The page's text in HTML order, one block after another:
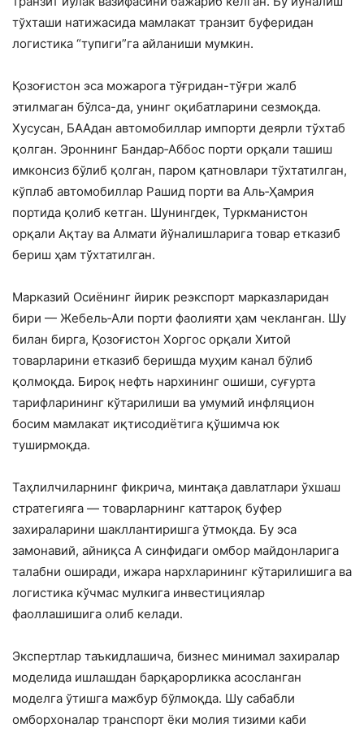
тўхташи натижасида мамлакат транзит буферидан
логистика “тупиги”га айланиши мумкин.
Қозоғистон эса можарога тўғридан-тўғри жалб
этилмаган бўлса-да, унинг оқибатларини сезмоқда.
Хусусан, БААдан автомобиллар импорти деярли тўхтаб
қолган. Эроннинг Бандар‑Аббос порти орқали ташиш
имконсиз бўлиб қолган, паром қатновлари тўхтатилган,
кўплаб автомобиллар Рашид порти ва Аль‑Ҳамрия
портида қолиб кетган. Шунингдек, Туркманистон
орқали Ақтау ва Алмати йўналишларига товар етказиб
бериш ҳам тўхтатилган.
Марказий Осиёнинг йирик реэкспорт марказларидан
бири — Жебель‑Али порти фаолияти ҳам чекланган. Шу
билан бирга, Қозоғистон Хоргос орқали Хитой
товарларини етказиб беришда муҳим канал бўлиб
қолмоқда. Бироқ нефть нархининг ошиши, суғурта
тарифларининг кўтарилиши ва умумий инфляцион
босим мамлакат иқтисодиётига қўшимча юк
туширмоқда.
Таҳлилчиларнинг фикрича, минтақа давлатлари ўхшаш
стратегияга — товарларнинг каттароқ буфер
захираларини шакллантиришга ўтмоқда. Бу эса
замонавий, айниқса А синфидаги омбор майдонларига
талабни оширади, ижара нархларининг кўтарилишига ва
логистика кўчмас мулкига инвестициялар
фаоллашишига олиб келади.
Экспертлар таъкидлашича, бизнес минимал захиралар
моделида ишлашдан барқарорликка асосланган
моделга ўтишга мажбур бўлмоқда. Шу сабабли
омборхоналар транспорт ёки молия тизими каби